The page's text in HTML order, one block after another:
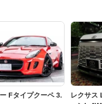
Fタイプクーペ 3.
レクサス